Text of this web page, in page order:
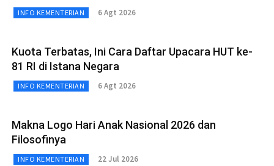
INFO KEMENTERIAN 6 Agt 2026
Kuota Terbatas, Ini Cara Daftar Upacara HUT ke-
81 RI di Istana Negara
INFO KEMENTERIAN 6 Agt 2026
Makna Logo Hari Anak Nasional 2026 dan
Filosofinya
INFO KEMENTERIAN 22 Jul 2026